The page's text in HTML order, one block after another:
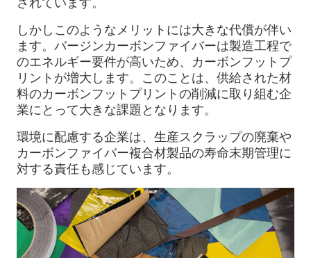
しかしこのようなメリットには大きな代償が伴い
ます。バージンカーボンファイバーは製造工程で
のエネルギー要件が高いため、カーボンフットプ
リントが増大します。このことは、供給された材
料のカーボンフットプリントの削減に取り組む企
業にとって大きな課題となります。
環境に配慮する企業は、生産スクラップの廃棄や
カーボンファイバー複合材製品の寿命末期管理に
対する責任も感じています。